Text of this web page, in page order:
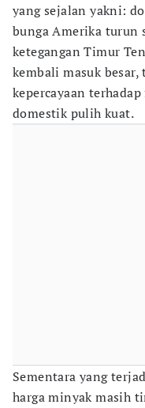
yang sejalan yakni:
bunga Amerika turun
ketegangan Timur
kembali masuk
kepercayaan
domestik pulih kuat.
Sementara yang
harga minyak masih